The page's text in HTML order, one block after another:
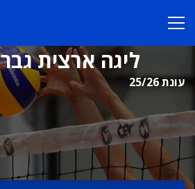
ליגה ארצית
עונת 25/26